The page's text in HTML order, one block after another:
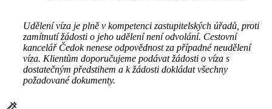
Udělení víza je plně v kompetenci zastupitelských úřadů, proti
zamítnutí žádosti o jeho udělení není odvolání. Cestovní
kancelář Čedok nenese odpovědnost za případné neudělení
víza. Klientům doporučujeme podávat žádosti o víza s
dostatečným předstihem a k žádosti dokládat všechny
požadované dokumenty.